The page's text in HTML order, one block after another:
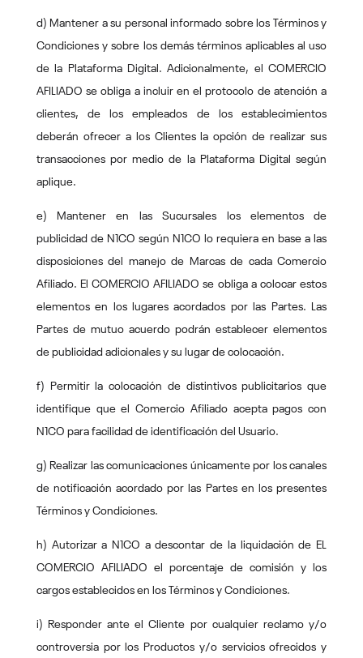
d) Mantener a su personal informado sobre los Términos y
Condiciones y sobre los demás términos aplicables al uso
de la Plataforma Digital. Adicionalmente, el COMERCIO
AFILIADO se obliga a incluir en el protocolo de atención a
clientes, de los empleados de los establecimientos
deberán ofrecer a los Clientes la opción de realizar sus
transacciones por medio de la Plataforma Digital según
aplique.
e) Mantener en las Sucursales los elementos de
publicidad de N1CO según N1CO lo requiera en base a las
disposiciones del manejo de Marcas de cada Comercio
Afiliado. El COMERCIO AFILIADO se obliga a colocar estos
elementos en los lugares acordados por las Partes. Las
Partes de mutuo acuerdo podrán establecer elementos
de publicidad adicionales y su lugar de colocación.
f) Permitir la colocación de distintivos publicitarios que
identifique que el Comercio Afiliado acepta pagos con
N1CO para facilidad de identificación del Usuario.
g) Realizar las comunicaciones únicamente por los canales
de notificación acordado por las Partes en los presentes
Términos y Condiciones.
h) Autorizar a N1CO a descontar de la liquidación de EL
COMERCIO AFILIADO el porcentaje de comisión y los
cargos establecidos en los Términos y Condiciones.
i) Responder ante el Cliente por cualquier reclamo y/o
controversia por los Productos y/o servicios ofrecidos y